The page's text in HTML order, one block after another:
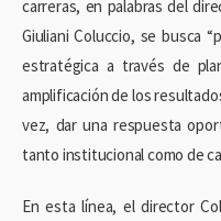
carreras, en palabras del
Giuliani Coluccio, se busca
estratégica a través de
amplificación de los
vez, dar una respuesta
tanto institucional como de
En esta línea, el director